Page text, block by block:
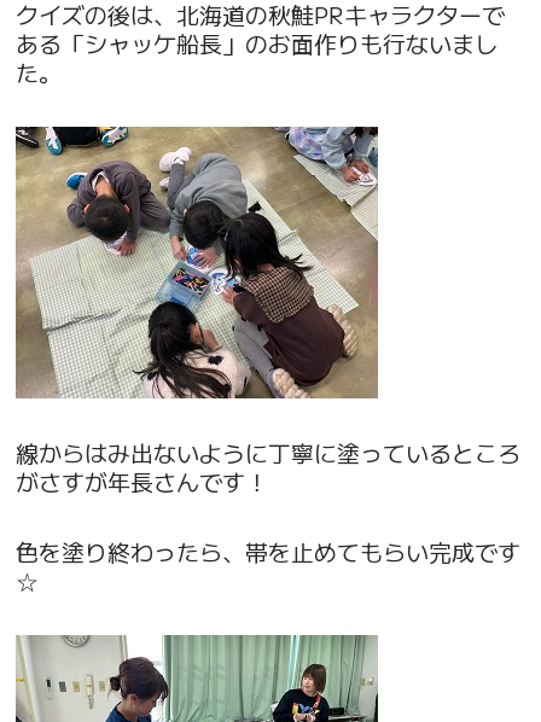
クイズの後は、北海道の秋鮭PRキャラクターで
ある「シャッケ船長」のお面作りも行ないまし
た。
線からはみ出ないように丁寧に塗っているところ
がさすが年長さんです！
色を塗り終わったら、帯を止めてもらい完成です
☆